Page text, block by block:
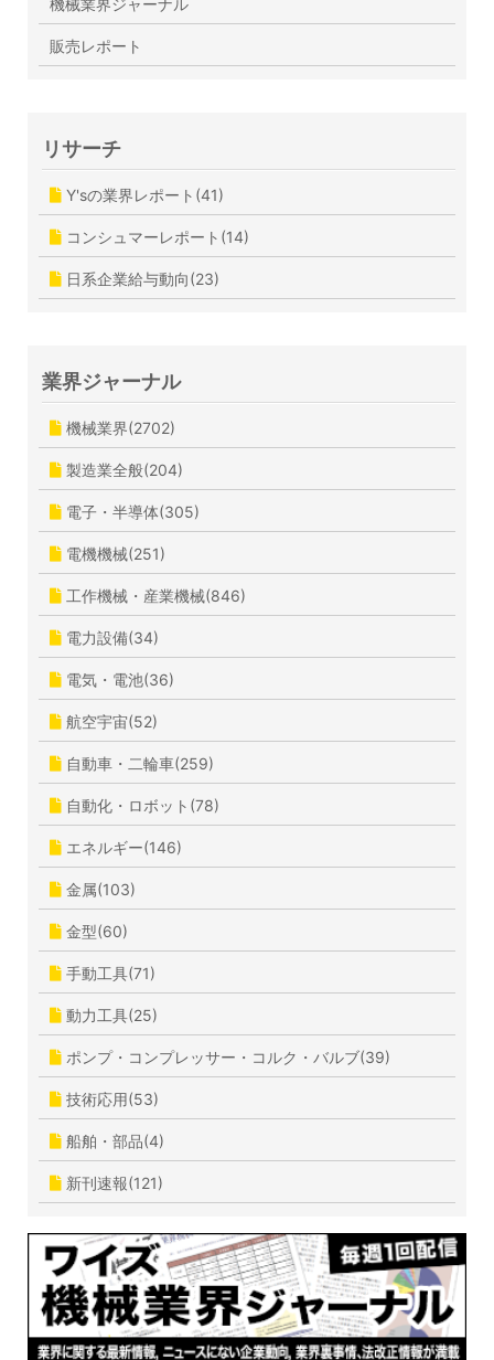
販売レポート
リサーチ
Y'sの業界レポート(41)
コンシュマーレポート(14)
日系企業給与動向(23)
業界ジャーナル
機械業界(2702)
製造業全般(204)
電子・半導体(305)
電機機械(251)
工作機械・産業機械(846)
電力設備(34)
電気・電池(36)
航空宇宙(52)
自動車・二輪車(259)
自動化・ロボット(78)
エネルギー(146)
金属(103)
金型(60)
手動工具(71)
動力工具(25)
ポンプ・コンプレッサー・コルク・バルブ(39)
技術応用(53)
船舶・部品(4)
新刊速報(121)